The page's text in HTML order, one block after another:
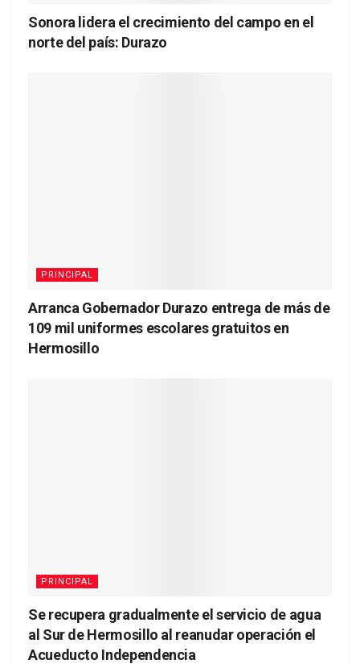
Sonora lidera el crecimiento del campo en el
norte del país: Durazo
PRINCIPAL
Arranca Gobernador Durazo entrega de más de
109 mil uniformes escolares gratuitos en
Hermosillo
PRINCIPAL
Se recupera gradualmente el servicio de agua
al Sur de Hermosillo al reanudar operación el
Acueducto Independencia